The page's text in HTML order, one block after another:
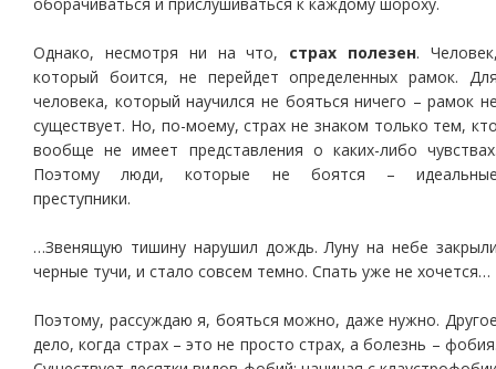
Однако, несмотря ни на что, страх полезен.
который боится, не перейдет определенных рамок.
человека, который научился не бояться ничего – рамок
существует. Но, по-моему, страх не знаком только тем,
вообще не имеет представления о каких-либо
Поэтому люди, которые не боятся –
преступники.
…Звенящую тишину нарушил дождь. Луну на небе
черные тучи, и стало совсем темно. Спать уже не хочется…
Поэтому, рассуждаю я, бояться можно, даже нужно.
дело, когда страх – это не просто страх, а болезнь –